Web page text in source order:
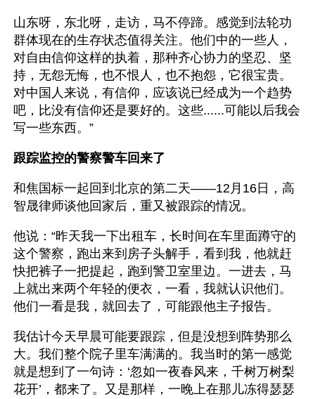
山东呀，东北呀，走访，马不停蹄。感觉到法轮功
群体现在的生存状态值得关注。他们中的一些人，
对自由信仰这样的执着，那种齐心协力的坚忍、坚
持，无怨无悔，也不恨人，也不抱怨，它很宝贵。
对中国人来说，有信仰，应该说已经成为一个趋势
吧，比没有信仰还是要好的。这些......可能以后我会
写一些东西。”
跟踪监控的警察警车回来了
和焦国标一起回到北京的第二天——12月16日，高
智晟律师谈他回家后，重又被跟踪的情况。
他说：“昨天我一下出租车，长时间在车里面蹲守的
这个警察，跑出来到房子头解手，看到我，他就赶
快把裤子一把提起，跑到警卫室里边。一进去，马
上就出来两个年轻的便衣，一看，我就认识他们。
他们一看是我，就回去了，可能跟他主子报告。
我估计今天早晨可能要跟踪，但是没想到阵势那么
大。我们整个院子里车满满的。我当时的第一感觉
就是想到了一句诗：‘忽如一夜春风来，千树万树梨
花开’，都来了。又是那样，一晚上在那儿冻得瑟瑟